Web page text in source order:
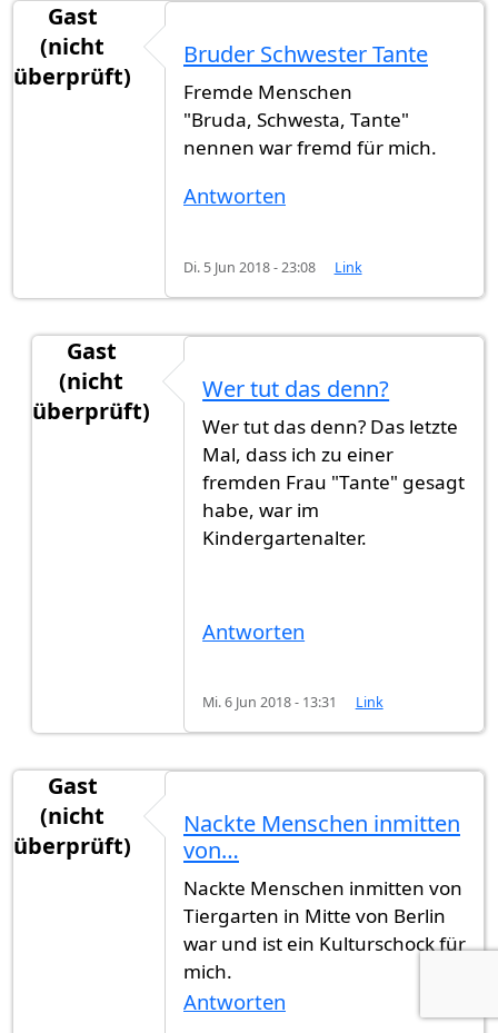
Gast
(nicht
überprüft)
Bruder Schwester Tante
Fremde Menschen
"Bruda, Schwesta, Tante"
nennen war fremd für mich.
Antworten
Di. 5 Jun 2018 - 23:08 Link
Gast
(nicht
überprüft)
Bruder Schwester TantevonGast
Wer tut das denn?
Wer tut das denn? Das letzte
Mal, dass ich zu einer
fremden Frau "Tante" gesagt
habe, war im
Kindergartenalter.
Antworten
Mi. 6 Jun 2018 - 13:31 Link
Gast
(nicht
überprüft)
Nackte Menschen inmitten
von…
Nackte Menschen inmitten von
Tiergarten in Mitte von Berlin
war und ist ein Kulturschock für
mich.
Antworten